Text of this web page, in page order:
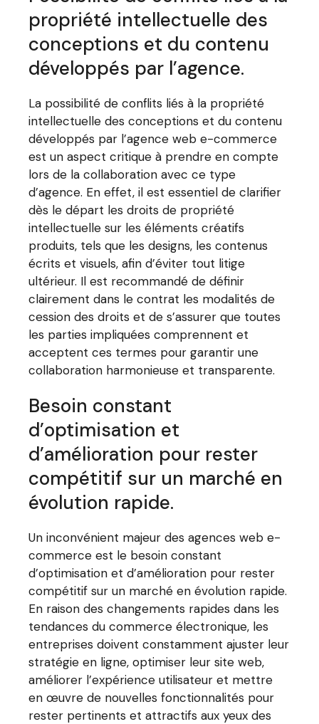
propriété intellectuelle des
conceptions et du contenu
développés par l’agence.
La possibilité de conflits liés à la propriété
intellectuelle des conceptions et du contenu
développés par l’agence web e-commerce
est un aspect critique à prendre en compte
lors de la collaboration avec ce type
d’agence. En effet, il est essentiel de clarifier
dès le départ les droits de propriété
intellectuelle sur les éléments créatifs
produits, tels que les designs, les contenus
écrits et visuels, afin d’éviter tout litige
ultérieur. Il est recommandé de définir
clairement dans le contrat les modalités de
cession des droits et de s’assurer que toutes
les parties impliquées comprennent et
acceptent ces termes pour garantir une
collaboration harmonieuse et transparente.
Besoin constant
d’optimisation et
d’amélioration pour rester
compétitif sur un marché en
évolution rapide.
Un inconvénient majeur des agences web e-
commerce est le besoin constant
d’optimisation et d’amélioration pour rester
compétitif sur un marché en évolution rapide.
En raison des changements rapides dans les
tendances du commerce électronique, les
entreprises doivent constamment ajuster leur
stratégie en ligne, optimiser leur site web,
améliorer l’expérience utilisateur et mettre
en œuvre de nouvelles fonctionnalités pour
rester pertinents et attractifs aux yeux des